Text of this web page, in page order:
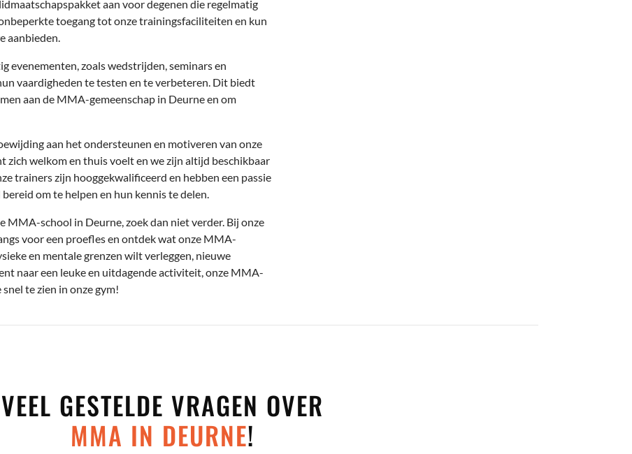
aan voor degenen die regelmatig
toegang tot onze trainingsfaciliteiten en kun
aanbieden.
evenementen, zoals wedstrijden, seminars en
vaardigheden te testen en te verbeteren. Dit biedt
aan de MMA-gemeenschap in Deurne en om
aan het ondersteunen en motiveren van onze
zich welkom en thuis voelt en we zijn altijd beschikbaar
trainers zijn hooggekwalificeerd en hebben een passie
om te helpen en hun kennis te delen.
MMA-school in Deurne, zoek dan niet verder. Bij onze
voor een proefles en ontdek wat onze MMA-
en mentale grenzen wilt verleggen, nieuwe
naar een leuke en uitdagende activiteit, onze MMA-
te zien in onze gym!
VEEL GESTELDE VRAGEN OVER
MMA IN DEURNE!